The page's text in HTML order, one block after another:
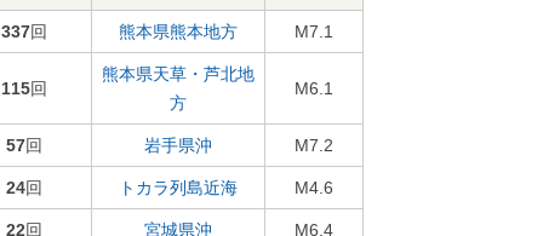
337回 熊本県熊本地方 M7.1
115回
熊本県天草・芦北地
方
M6.1
57回 岩手県沖 M7.2
24回 トカラ列島近海 M4.6
22回 宮城県沖 M6.4